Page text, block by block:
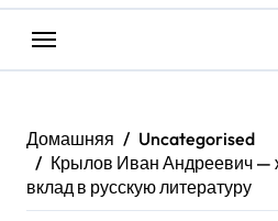
Домашняя
Uncategorised
Крылов Иван Андреевич —
вклад в русскую литературу